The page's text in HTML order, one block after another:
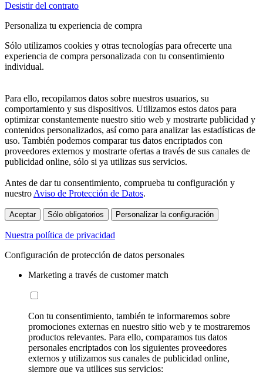
Desistir del contrato
Personaliza tu experiencia de compra
Sólo utilizamos cookies y otras tecnologías para ofrecerte una
experiencia de compra personalizada con tu consentimiento
individual.
Para ello, recopilamos datos sobre nuestros usuarios, su
comportamiento y sus dispositivos. Utilizamos estos datos para
optimizar constantemente nuestro sitio web y mostrarte publicidad y
contenidos personalizados, así como para analizar las estadísticas de
uso. También podemos comparar tus datos encriptados con
proveedores externos y mostrarte ofertas a través de sus canales de
publicidad online, sólo si ya utilizas sus servicios.
Antes de dar tu consentimiento, comprueba tu configuración y
nuestro Aviso de Protección de Datos.
Aceptar Sólo obligatorios Personalizar la configuración
Nuestra política de privacidad
Configuración de protección de datos personales
Marketing a través de customer match
Con tu consentimiento, también te informaremos sobre
promociones externas en nuestro sitio web y te mostraremos
productos relevantes. Para ello, comparamos tus datos
personales encriptados con los siguientes proveedores
externos y utilizamos sus canales de publicidad online,
siempre que ya utilices sus servicios: